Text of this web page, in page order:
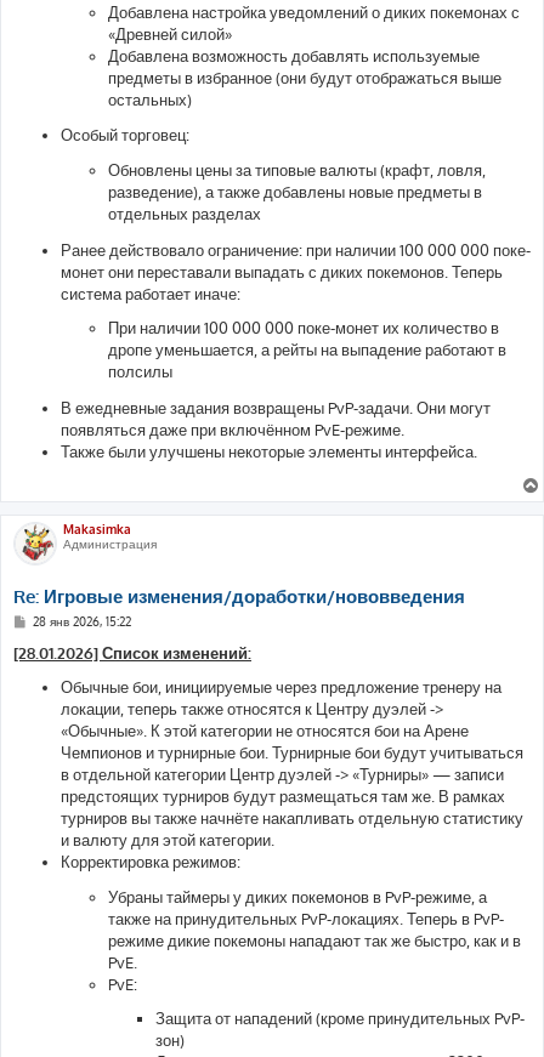
Добавлена настройка уведомлений о диких покемонах с
«Древней силой»
Добавлена возможность добавлять используемые
предметы в избранное (они будут отображаться выше
остальных)
Особый торговец:
Обновлены цены за типовые валюты (крафт, ловля,
разведение), а также добавлены новые предметы в
отдельных разделах
Ранее действовало ограничение: при наличии 100 000 000 поке-
монет они переставали выпадать с диких покемонов. Теперь
система работает иначе:
При наличии 100 000 000 поке-монет их количество в
дропе уменьшается, а рейты на выпадение работают в
полсилы
В ежедневные задания возвращены PvP-задачи. Они могут
появляться даже при включённом PvE-режиме.
Также были улучшены некоторые элементы интерфейса.
Makasimka
Администрация
Re: Игровые изменения/доработки/нововведения
С
о
б
28 янв 2026, 15:22
[28.01.2026] Список изменений:
Обычные бои, инициируемые через предложение тренеру на
локации, теперь также относятся к Центру дуэлей ->
«Обычные». К этой категории не относятся бои на Арене
Чемпионов и турнирные бои. Турнирные бои будут учитываться
в отдельной категории Центр дуэлей -> «Турниры» — записи
предстоящих турниров будут размещаться там же. В рамках
турниров вы также начнёте накапливать отдельную статистику
и валюту для этой категории.
Корректировка режимов:
Убраны таймеры у диких покемонов в PvP-режиме, а
также на принудительных PvP-локациях. Теперь в PvP-
режиме дикие покемоны нападают так же быстро, как и в
PvE.
PvE:
Защита от нападений (кроме принудительных PvP-
зон)